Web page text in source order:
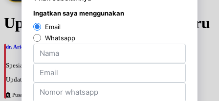
Update Jadwal Dokter terbaru
dr. Ario Baskoro, SpU
Spesialis: Bedah Urologi
Update terakhir: 2026-08-06 18:46:06
Pusat Pertamina